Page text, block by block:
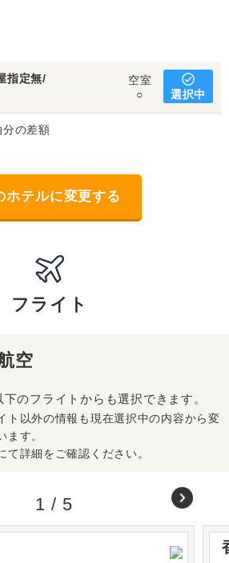
指定無/
空室
○
選択中
の差額
ホテルに変更する
フライト
空
のフライトからも選択できます。
ト以外の情報も現在選択中の内容から変
ます。
詳細をご確認ください。
1 / 5